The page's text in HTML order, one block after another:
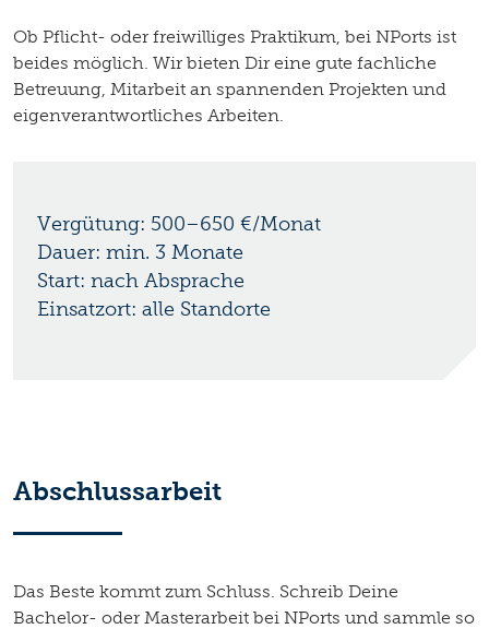
Ob Pflicht- oder freiwilliges Praktikum, bei NPorts ist
beides möglich. Wir bieten Dir eine gute fachliche
Betreuung, Mitarbeit an spannenden Projekten und
eigenverantwortliches Arbeiten.
Vergütung: 500–650 €/Monat
Dauer: min. 3 Monate
Start: nach Absprache
Einsatzort: alle Standorte
Abschlussarbeit
Das Beste kommt zum Schluss. Schreib Deine
Bachelor- oder Masterarbeit bei NPorts und sammle so